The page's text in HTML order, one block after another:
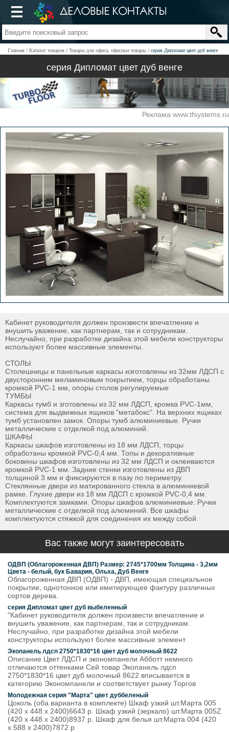
Главная Каталог товаров Товары для офиса, офисные товары серия Дипломат цвет дуб венге
серия Дипломат цвет дуб венге
Реклама www.tfsystems.ru
Кабинет руководителя должен произвести впечатление и
внушить уважение, как партнерам, так и сотрудникам.
Неслучайно, при разработке дизайна этой мебели конструкторы
используют более массивные элементы.
СТОЛЫ
Столешницы и панельные каркасы изготовлены из 32мм ЛДСП с
двусторонним меламиновым покрытием, торцы обработаны
кромкой PVC-1 мм, опоры столов регулируемые
ТУМБЫ
Каркасы тумб и зготовлены из 32 мм ЛДСП, кромка PVC-1мм,
система для выдвижных ящиков "метабокс". На верхних ящиках
тумб установлен замок. Опоры тумб алюминиевые. Ручки
металлические с отделкой под алюминий.
ШКАФЫ
Каркасы шкафов изготовлены из 18 мм ЛДСП, торцы
обработаны кромкой PVC-0,4 мм. Топы и декоративные
боковины шкафов изготовлены из 32 мм ЛДСП и оклеиваются
кромкой PVC-1 мм. Задние стенки изготовлены из ДВП
толщиной 3 мм и фиксируются в пазу по периметру.
Стеклянные двери из матированного стекла в алюминиевой
рамке. Глухие двери из 18 мм ЛДСП с кромкой PVC-0,4 мм.
Комплектуются замками. Опоры шкафов алюминиевые. Ручки
металлические с отделкой под алюминий. Все шкафы
комплектуются стяжкой для соединения их между собой.
Вас также могут заинтересовать
ОДВП (Облагороженная ДВП) Размер: 2745*1700мм Толщина - 3,2мм
Цвета - белый, бук Бавария, Ольха, Дуб Венге
Облагороженная ДВП (ОДВП) - ДВП, имеющая специальное
покрытие, однотонное или имитирующее фактуру различных
сортов дерева.
серия Дипломат цвет дуб выбеленный
"Кабинет руководителя должен произвести впечатление и
внушить уважение, как партнерам, так и сотрудникам.
Неслучайно, при разработке дизайна этой мебели
конструкторы используют более массивные элемент
Экопанель лдсп 2750*1830*16 цвет дуб молочный 8622
Описание Цвет ЛДСП и экономпанели Абботт немного
отличаются оттенками Сей товар Экопанель лдсп
2750*1830*16 цвет дуб молочный 8622 вписывается в
категорию Экономпанели и соответствует рынку Торгов
Молодежная серия "Марта" цвет дуббеленый
Цоколь (оба варианта в комплекте) Шкаф узкий шт.Марта 005
(420 х 448 х 2400)6643 р. Шкаф узкий (зеркало) шт.Марта 005Z
(420 х 448 х 2400)8937 р. Шкаф для белья шт.Марта 004 (420
х 588 х 2400)7872 р